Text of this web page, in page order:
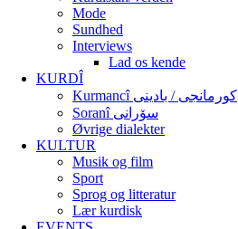
Mode
Sundhed
Interviews
Lad os kende
KURDÎ
Kurmancî کورمانجی / بادینی
Soranî سۆرانی
Øvrige dialekter
KULTUR
Musik og film
Sport
Sprog og litteratur
Lær kurdisk